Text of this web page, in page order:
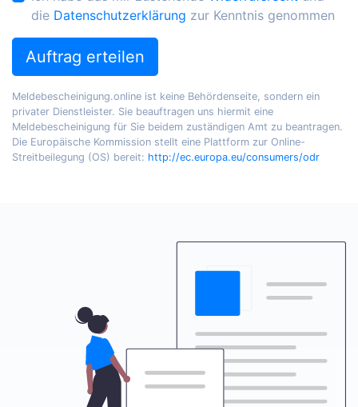
die Datenschutzerklärung zur Kenntnis genommen
Auftrag erteilen
Meldebescheinigung.online ist keine Behördenseite, sondern ein
privater Dienstleister. Sie beauftragen uns hiermit eine
Meldebescheinigung für Sie beidem zuständigen Amt zu beantragen.
Die Europäische Kommission stellt eine Plattform zur Online-
Streitbeilegung (OS) bereit: http://ec.europa.eu/consumers/odr